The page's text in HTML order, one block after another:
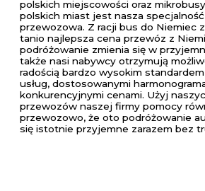
polskich miejscowości oraz
polskich miast jest nasza
przewozowa. Z racji bus do Niemiec
tanio najlepsza cena przewóz z
podróżowanie zmienia się w
także nasi nabywcy otrzymują
radością bardzo wysokim
usług, dostosowanymi
konkurencyjnymi cenami. Użyj
przewozów naszej firmy pomocy
przewozowo, że oto podróżowanie
się istotnie przyjemne zarazem bez